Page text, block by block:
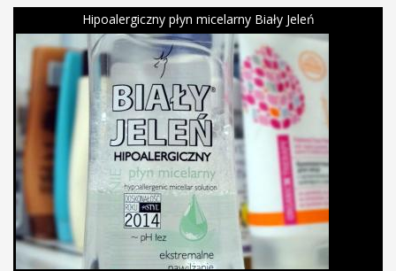
Hipoalergiczny płyn micelarny Biały Jeleń